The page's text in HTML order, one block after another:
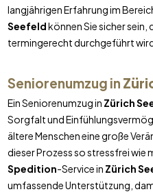
langjährigen Erfahrung im
Seefeldkönnen Sie sicher sein,
termingerecht durchgeführt
Seniorenumzug in
Ein Seniorenumzug in Zürich
Sorgfalt und
ältere Menschen eine große
dieser Prozess so stressfrei wie
Spedition-Service in Zürich
umfassende Unterstützung,